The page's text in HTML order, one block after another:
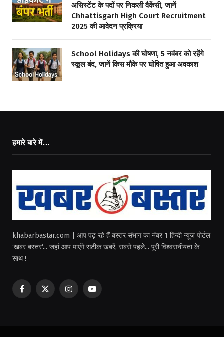
असिस्टेंट के पदों पर निकली वैकेंसी, जानें
Chhattisgarh High Court Recruitment
2025 की आवेदन प्रक्रिया
School Holidays की घोषणा, 5 नवंबर को रहेंगे
स्कूल बंद, जानें किस मौके पर घोषित हुआ अवकाश
हमारे बारे में…
khabarbastar.com | आप पढ़ रहे हैं बस्तर संभाग का नंबर 1 हिन्दी न्यूज़ पोर्टल
‘खबर बस्तर‘... जहां आप पाएंगे सटीक खबरें, सबसे पहले... पूरी विश्वसनीयता के
साथ !
Facebook
X
InstagramYouTube